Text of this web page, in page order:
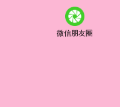
微信朋友圈